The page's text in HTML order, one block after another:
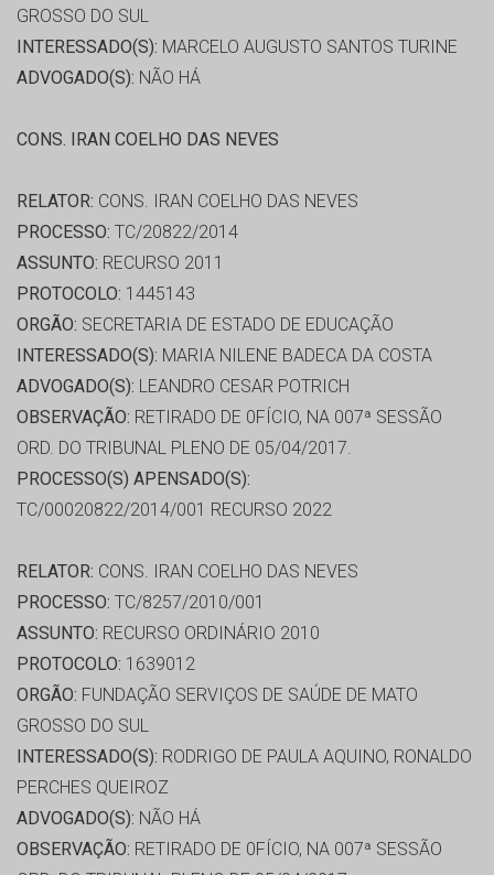
GROSSO DO SUL
INTERESSADO(S): MARCELO AUGUSTO SANTOS TURINE
ADVOGADO(S): NÃO HÁ
CONS. IRAN COELHO DAS NEVES
RELATOR: CONS. IRAN COELHO DAS NEVES
PROCESSO: TC/20822/2014
ASSUNTO: RECURSO 2011
PROTOCOLO: 1445143
ORGÃO: SECRETARIA DE ESTADO DE EDUCAÇÃO
INTERESSADO(S): MARIA NILENE BADECA DA COSTA
ADVOGADO(S): LEANDRO CESAR POTRICH
OBSERVAÇÃO: RETIRADO DE 0FÍCIO, NA 007ª SESSÃO
ORD. DO TRIBUNAL PLENO DE 05/04/2017.
PROCESSO(S) APENSADO(S):
TC/00020822/2014/001 RECURSO 2022
RELATOR: CONS. IRAN COELHO DAS NEVES
PROCESSO: TC/8257/2010/001
ASSUNTO: RECURSO ORDINÁRIO 2010
PROTOCOLO: 1639012
ORGÃO: FUNDAÇÃO SERVIÇOS DE SAÚDE DE MATO
GROSSO DO SUL
INTERESSADO(S): RODRIGO DE PAULA AQUINO, RONALDO
PERCHES QUEIROZ
ADVOGADO(S): NÃO HÁ
OBSERVAÇÃO: RETIRADO DE 0FÍCIO, NA 007ª SESSÃO